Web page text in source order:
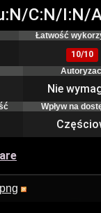
C:N/I:N/
Łatwość
10/10
Nie
Wpływ na